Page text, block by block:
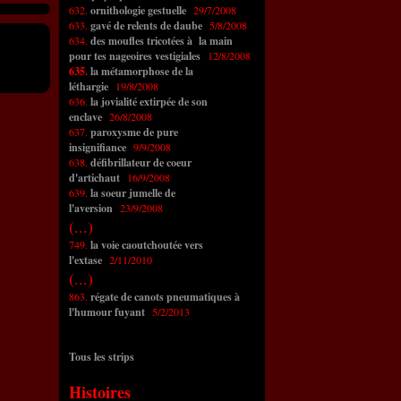
632. ornithologie gestuelle 29/7/2008
633. gavé de relents de daube 5/8/2008
634. des moufles tricotées à la main
pour tes nageoires vestigiales 12/8/2008
635.la métamorphose de la
léthargie
19/8/2008
636. la jovialité extirpée de son
enclave 26/8/2008
637. paroxysme de pure
insignifiance 9/9/2008
638. défibrillateur de coeur
d'artichaut 16/9/2008
639. la soeur jumelle de
l'aversion 23/9/2008
(...)
749. la voie caoutchoutée vers
l'extase 2/11/2010
(...)
863. régate de canots pneumatiques à
l'humour fuyant 5/2/2013
Tous les strips
Histoires